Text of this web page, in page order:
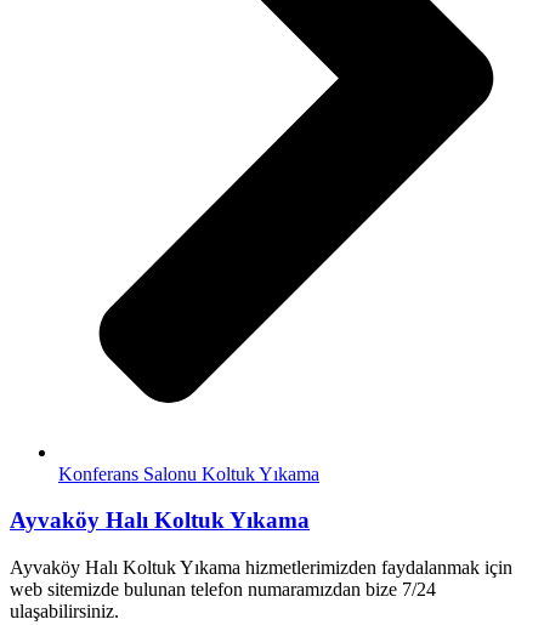
Konferans Salonu Koltuk Yıkama
Ayvaköy Halı Koltuk Yıkama
Ayvaköy Halı Koltuk Yıkama hizmetlerimizden faydalanmak için
web sitemizde bulunan telefon numaramızdan bize 7/24
ulaşabilirsiniz.